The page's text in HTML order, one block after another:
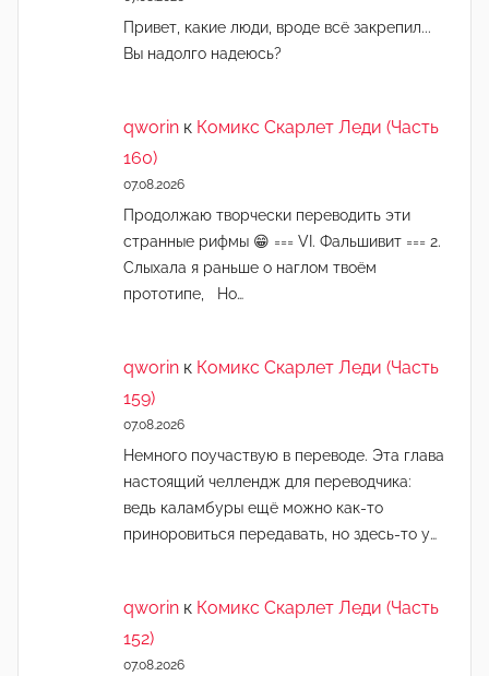
Привет, какие люди, вроде всё закрепил...
Вы надолго надеюсь?
qworin к Комикс Скарлет Леди (Часть
160)
07.08.2026
Продолжаю творчески переводить эти
странные рифмы 😁 === VI. Фальшивит === 2.
Слыхала я раньше о наглом твоём
прототипе, Но…
qworin к Комикс Скарлет Леди (Часть
159)
07.08.2026
Немного поучаствую в переводе. Эта глава
настоящий челлендж для переводчика:
ведь каламбуры ещё можно как-то
приноровиться передавать, но здесь-то у…
qworin к Комикс Скарлет Леди (Часть
152)
07.08.2026